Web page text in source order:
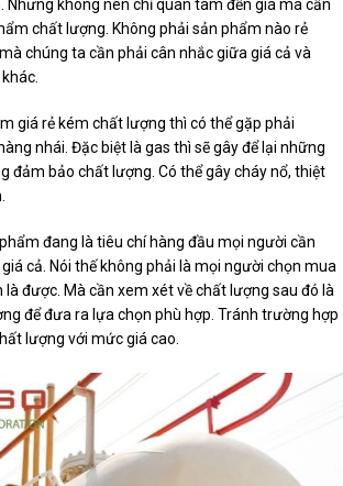
Nhưng không nên chỉ quan tâm đến giá mà cần
chất lượng. Không phải sản phẩm nào rẻ
chúng ta cần phải cân nhắc giữa giá cả và
giá rẻ kém chất lượng thì có thể gặp phải
nhái. Đặc biệt là gas thì sẽ gây để lại những
đảm bảo chất lượng. Có thể gây cháy nổ, thiệt
đang là tiêu chí hàng đầu mọi người cần
cả. Nói thế không phải là mọi người chọn mua
được. Mà cần xem xét về chất lượng sau đó là
để đưa ra lựa chọn phù hợp. Tránh trường hợp
lượng với mức giá cao.